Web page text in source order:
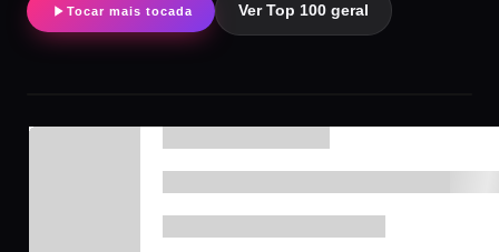
Tocar mais tocada Ver Top 100 geral